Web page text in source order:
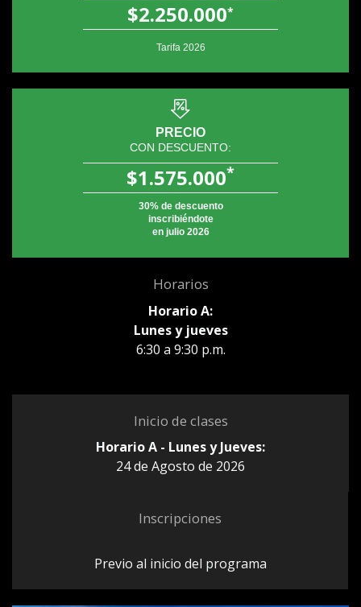
$2.250.000*
Tarifa 2026
PRECIO
CON DESCUENTO:
$1.575.000*
30% de descuento
inscribiéndote
en julio 2026
Horarios
Horario A:
Lunes y jueves
6:30 a 9:30 p.m.
Inicio de clases
Horario A - Lunes y Jueves:
24 de Agosto de 2026
Inscripciones
Previo al inicio del programa